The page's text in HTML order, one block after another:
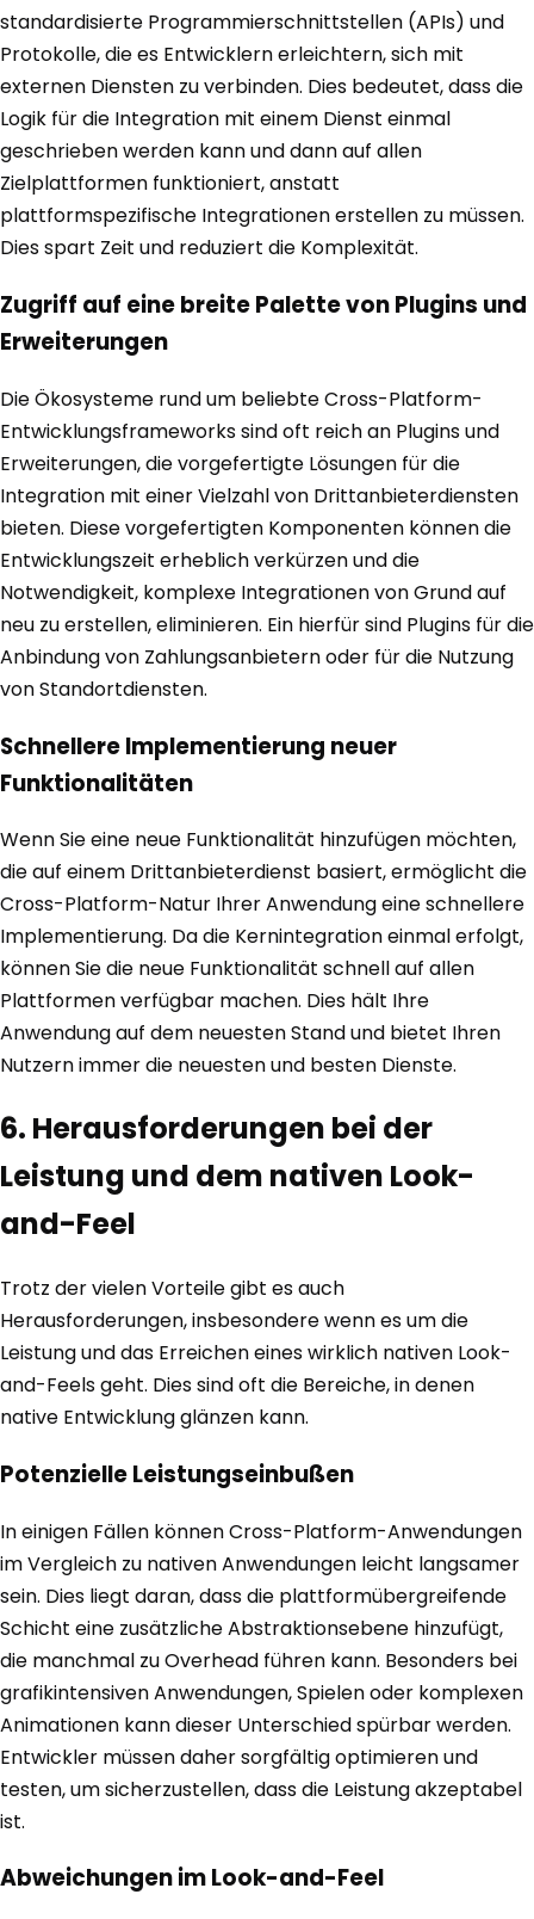
standardisierte Programmierschnittstellen (APIs) und
Protokolle, die es Entwicklern erleichtern, sich mit
externen Diensten zu verbinden. Dies bedeutet, dass die
Logik für die Integration mit einem Dienst einmal
geschrieben werden kann und dann auf allen
Zielplattformen funktioniert, anstatt
plattformspezifische Integrationen erstellen zu müssen.
Dies spart Zeit und reduziert die Komplexität.
Zugriff auf eine breite Palette von Plugins und
Erweiterungen
Die Ökosysteme rund um beliebte Cross-Platform-
Entwicklungsframeworks sind oft reich an Plugins und
Erweiterungen, die vorgefertigte Lösungen für die
Integration mit einer Vielzahl von Drittanbieterdiensten
bieten. Diese vorgefertigten Komponenten können die
Entwicklungszeit erheblich verkürzen und die
Notwendigkeit, komplexe Integrationen von Grund auf
neu zu erstellen, eliminieren. Ein hierfür sind Plugins für die
Anbindung von Zahlungsanbietern oder für die Nutzung
von Standortdiensten.
Schnellere Implementierung neuer
Funktionalitäten
Wenn Sie eine neue Funktionalität hinzufügen möchten,
die auf einem Drittanbieterdienst basiert, ermöglicht die
Cross-Platform-Natur Ihrer Anwendung eine schnellere
Implementierung. Da die Kernintegration einmal erfolgt,
können Sie die neue Funktionalität schnell auf allen
Plattformen verfügbar machen. Dies hält Ihre
Anwendung auf dem neuesten Stand und bietet Ihren
Nutzern immer die neuesten und besten Dienste.
6. Herausforderungen bei der
Leistung und dem nativen Look-
and-Feel
Trotz der vielen Vorteile gibt es auch
Herausforderungen, insbesondere wenn es um die
Leistung und das Erreichen eines wirklich nativen Look-
and-Feels geht. Dies sind oft die Bereiche, in denen
native Entwicklung glänzen kann.
Potenzielle Leistungseinbußen
In einigen Fällen können Cross-Platform-Anwendungen
im Vergleich zu nativen Anwendungen leicht langsamer
sein. Dies liegt daran, dass die plattformübergreifende
Schicht eine zusätzliche Abstraktionsebene hinzufügt,
die manchmal zu Overhead führen kann. Besonders bei
grafikintensiven Anwendungen, Spielen oder komplexen
Animationen kann dieser Unterschied spürbar werden.
Entwickler müssen daher sorgfältig optimieren und
testen, um sicherzustellen, dass die Leistung akzeptabel
ist.
Abweichungen im Look-and-Feel